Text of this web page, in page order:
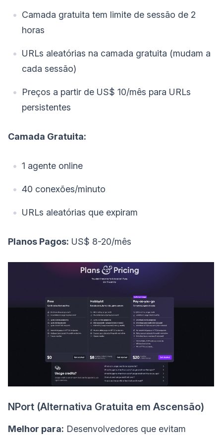
Camada gratuita tem limite de sessão de 2
horas
URLs aleatórias na camada gratuita (mudam a
cada sessão)
Preços a partir de US$ 10/mês para URLs
persistentes
Camada Gratuita:
1 agente online
40 conexões/minuto
URLs aleatórias que expiram
Planos Pagos: US$ 8-20/mês
NPort (Alternativa Gratuita em Ascensão)
Melhor para: Desenvolvedores que evitam